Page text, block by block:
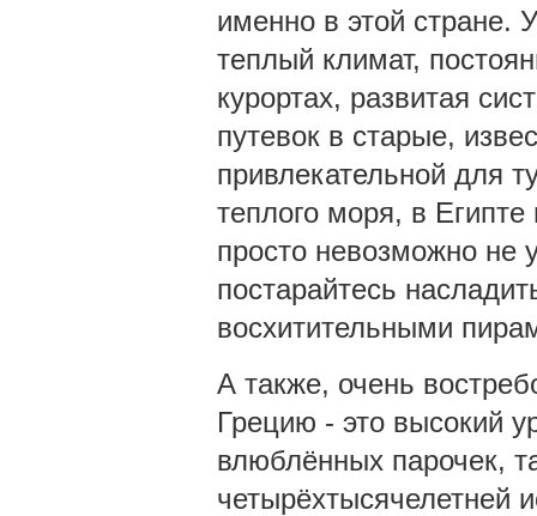
именно в этой стране.
теплый климат,
курортах, развитая
путевок в старые,
привлекательной для
теплого моря, в
просто невозможно не
постарайтесь
восхитительными
А также, очень
Грецию - это высокий
влюблённых парочек,
четырёхтысячелетней